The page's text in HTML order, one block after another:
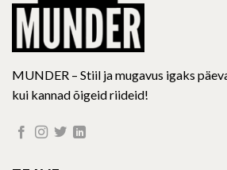
page
MUNDER – Stiil ja mugavus igaks
kui kannad õigeid riideid!